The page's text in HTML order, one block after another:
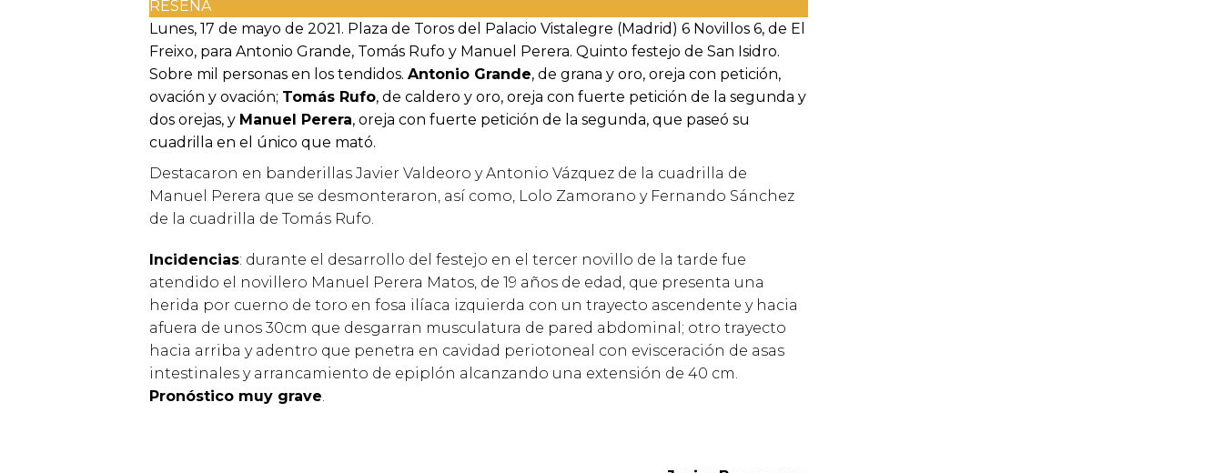
RESEÑA
Lunes, 17 de mayo de 2021. Plaza de Toros del Palacio Vistalegre (Madrid) 6 Novillos 6, de El
Freixo, para Antonio Grande, Tomás Rufo y Manuel Perera. Quinto festejo de San Isidro.
Sobre mil personas en los tendidos. Antonio Grande, de grana y oro, oreja con petición,
ovación y ovación; Tomás Rufo, de caldero y oro, oreja con fuerte petición de la segunda y
dos orejas, y Manuel Perera, oreja con fuerte petición de la segunda, que paseó su
cuadrilla en el único que mató.
Destacaron en banderillas Javier Valdeoro y Antonio Vázquez de la cuadrilla de
Manuel Perera que se desmonteraron, así como, Lolo Zamorano y Fernando Sánchez
de la cuadrilla de Tomás Rufo.
Incidencias: durante el desarrollo del festejo en el tercer novillo de la tarde fue
atendido el novillero Manuel Perera Matos, de 19 años de edad, que presenta una
herida por cuerno de toro en fosa ilíaca izquierda con un trayecto ascendente y hacia
afuera de unos 30cm que desgarran musculatura de pared abdominal; otro trayecto
hacia arriba y adentro que penetra en cavidad periotoneal con evisceración de asas
intestinales y arrancamiento de epiplón alcanzando una extensión de 40 cm.
Pronóstico muy grave